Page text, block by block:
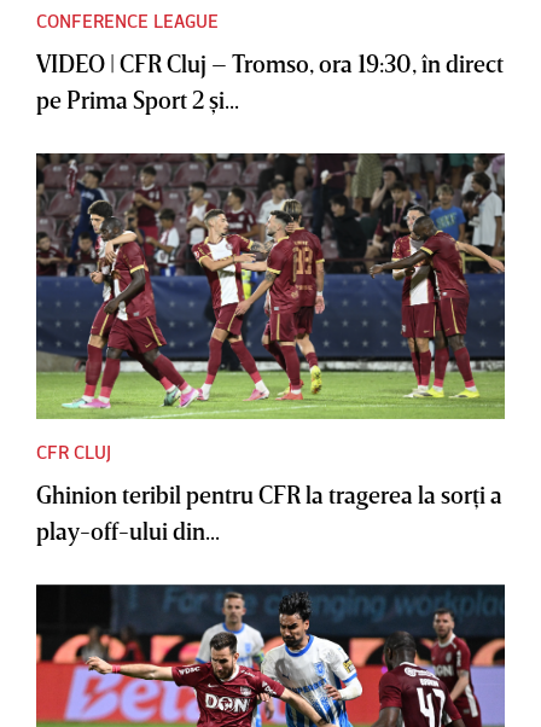
CONFERENCE LEAGUE
VIDEO | CFR Cluj – Tromso, ora 19:30, în direct
pe Prima Sport 2 şi...
CFR CLUJ
Ghinion teribil pentru CFR la tragerea la sorţi a
play-off-ului din...